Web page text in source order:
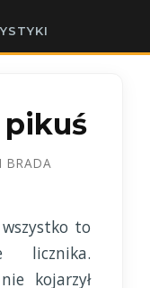
pikuś
BRADA
to
licznika.
kojarzył